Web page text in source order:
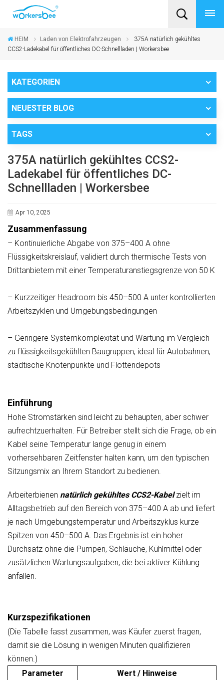
HEIM Laden von Elektrofahrzeugen
375A natürlich gekühltes
CCS2-Ladekabel für öffentliches DC-Schnellladen | Workersbee
KATEGORIEN
NEUESTER BLOG
TAGS
375A natürlich gekühltes CCS2-
Ladekabel für öffentliches DC-
Schnellladen | Workersbee
Apr 10, 2025
Zusammenfassung
– Kontinuierliche Abgabe von 375–400 A ohne
Flüssigkeitskreislauf, validiert durch thermische Tests von
Drittanbietern mit einer Temperaturanstiegsgrenze von 50 K
– Kurzzeitiger Headroom bis 450–500 A unter kontrollierten
Arbeitszyklen und Umgebungsbedingungen
– Geringere Systemkomplexität und Wartung im Vergleich
zu flüssigkeitsgekühlten Baugruppen, ideal für Autobahnen,
städtische Knotenpunkte und Flottendepots
Einführung
Hohe Stromstärken sind leicht zu behaupten, aber schwer
aufrechtzuerhalten. Für Betreiber stellt sich die Frage, ob ein
Kabel seine Temperatur lange genug in einem
vorhersehbaren Zeitfenster halten kann, um den typischen
Sitzungsmix an Ihrem Standort zu bedienen.
Arbeiterbienen natürlich gekühltes CCS2-Kabelzielt im
Alltagsbetrieb auf den Bereich von 375–400 A ab und liefert
je nach Umgebungstemperatur und Arbeitszyklus kurze
Spitzen von 450–500 A. Das Ergebnis ist ein hoher
Durchsatz ohne die Pumpen, Schläuche, Kühlmittel oder
zusätzlichen Wartungsaufgaben, die bei aktiver Kühlung
anfallen.
Kurzspezifikationen
(Die Tabelle fasst zusammen, was Käufer zuerst fragen,
damit sie die Lösung in wenigen Minuten qualifizieren
können.)
Parameter
Wert / Hinweise